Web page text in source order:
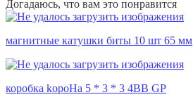
Догадаюсь, что вам это понравится
магнитные катушки биты 10 шт 65 мм
коробка kopoHa 5 * 3 * 3 4BB GP